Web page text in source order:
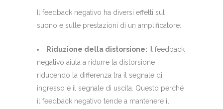
Il feedback negativo ha diversi effetti sul
suono e sulle prestazioni di un amplificatore:
Riduzione della distorsione: Il feedback
negativo aiuta a ridurre la distorsione
riducendo la differenza tra il segnale di
ingresso e il segnale di uscita. Questo perché
il feedback negativo tende a mantenere il